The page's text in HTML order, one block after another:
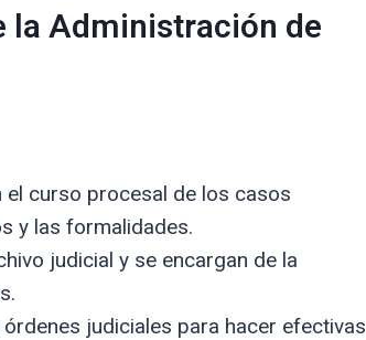
la Administración de
el curso procesal de los casos
y las formalidades.
judicial y se encargan de la
judiciales para hacer efectivas